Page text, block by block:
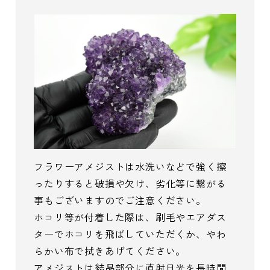
フラワーアメジストは水洗いなどで強く擦
ったりすると破損や欠け、劣化等に繋がる
事もございますのでご注意ください。
ホコリ等が付着した際は、刷毛やエアダス
ターでホコリを飛ばしていただくか、やわ
らかい布で拭きあげてください。